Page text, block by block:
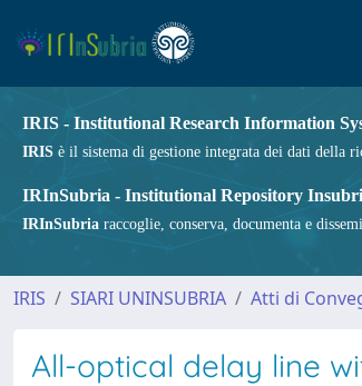
IRIS - Institutional Research Information
IRIS è il sistema di gestione integrata dei dati della
IRInSubria - Institutional Repository
IRInSubria raccoglie, conserva, documenta e
IRIS SIARI UNINSUBRIA Atti di
All-optical delay line